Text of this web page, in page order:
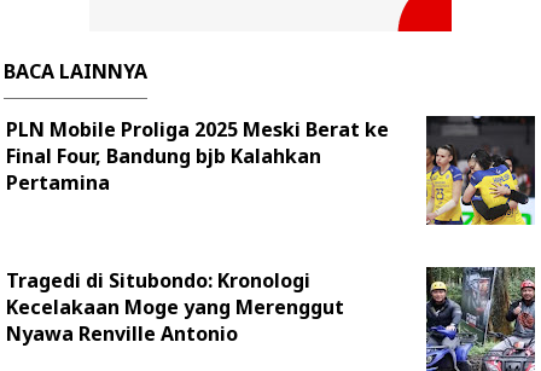
BACA LAINNYA
PLN Mobile Proliga 2025 Meski Berat ke
Final Four, Bandung bjb Kalahkan
Pertamina
Tragedi di Situbondo: Kronologi
Kecelakaan Moge yang Merenggut
Nyawa Renville Antonio